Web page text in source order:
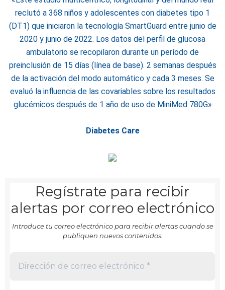
reclutó a 368 niños y adolescentes con diabetes tipo 1
(DT1) que iniciaron la tecnología SmartGuard entre junio de
2020 y junio de 2022. Los datos del perfil de glucosa
ambulatorio se recopilaron durante un período de
preinclusión de 15 días (línea de base). 2 semanas después
de la activación del modo automático y cada 3 meses. Se
evaluó la influencia de las covariables sobre los resultados
glucémicos después de 1 año de uso de MiniMed 780G»
Diabetes Care
Regístrate para recibir
alertas por correo electrónico
Introduce tu correo electrónico para recibir alertas cuando se
publiquen nuevos contenidos.